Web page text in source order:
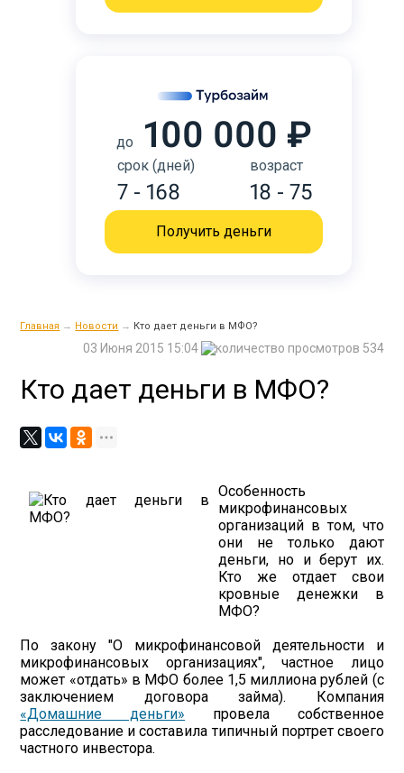
до 100 000 ₽
срок (дней)
7 - 168
возраст
18 - 75
Получить деньги
Главная → Новости → Кто дает деньги в МФО?
534
03 Июня 2015 15:04
Кто дает деньги в МФО?
Особенность
микрофинансовых
организаций в том, что
они не только дают
деньги, но и берут их.
Кто же отдает свои
кровные денежки в
МФО?
По закону "О микрофинансовой деятельности и
микрофинансовых организациях", частное лицо
может «отдать» в МФО более 1,5 миллиона рублей (с
заключением договора займа). Компания
«Домашние деньги» провела собственное
расследование и составила типичный портрет своего
частного инвестора.